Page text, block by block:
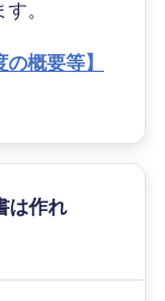
。
概要等】
は作れ